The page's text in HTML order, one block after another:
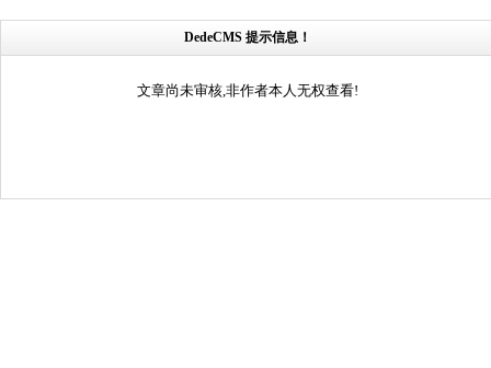
DedeCMS 提示信息！
文章尚未审核,非作者本人无权查看!